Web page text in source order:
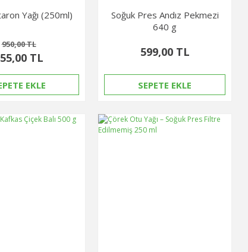
Yağı (250ml)
TL
950,00 TL
EKLE
Soğuk Pres Andız Pekmezi
640 g
599,00 TL
SEPETE EKLE